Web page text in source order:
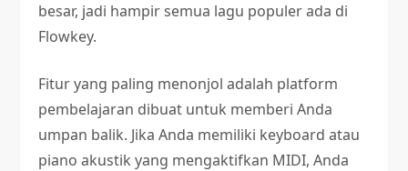
besar, jadi hampir semua lagu populer ada di
Flowkey.
Fitur yang paling menonjol adalah platform
pembelajaran dibuat untuk memberi Anda
umpan balik. Jika Anda memiliki keyboard atau
piano akustik yang mengaktifkan MIDI, Anda